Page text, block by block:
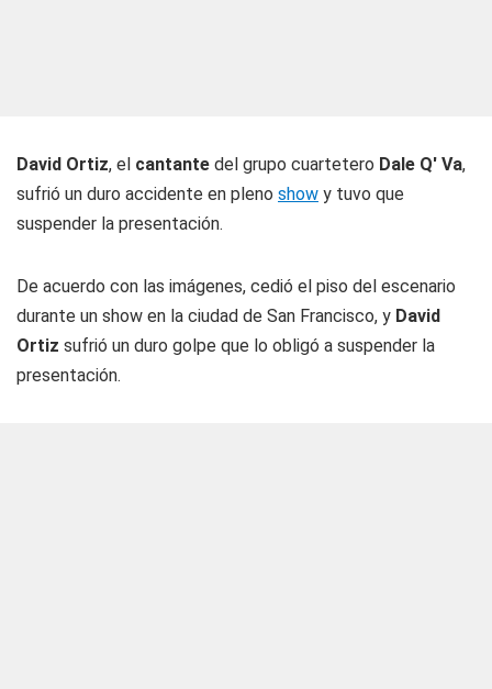
David Ortiz, el cantante del grupo cuartetero Dale Q' Va,
sufrió un duro accidente en pleno show y tuvo que
suspender la presentación.
De acuerdo con las imágenes, cedió el piso del escenario
durante un show en la ciudad de San Francisco, y David
Ortiz sufrió un duro golpe que lo obligó a suspender la
presentación.